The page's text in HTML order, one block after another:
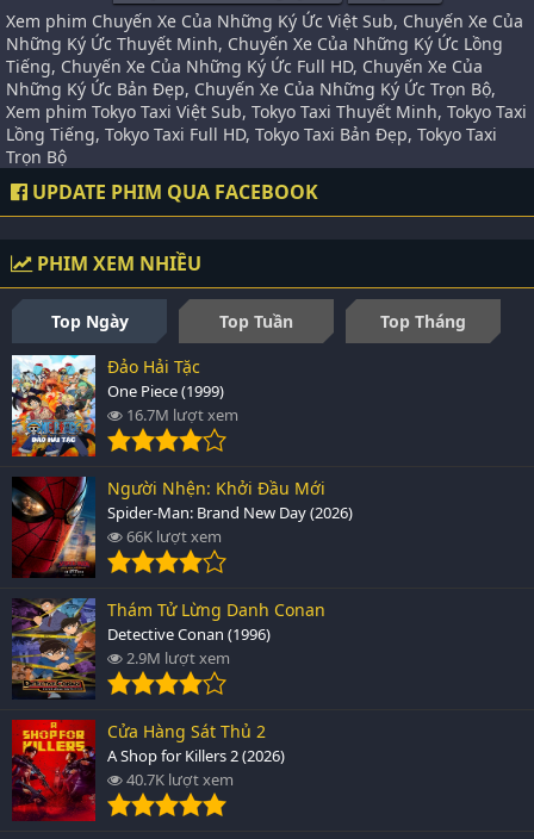
Xem phim Chuyến Xe Của Những Ký Ức Việt Sub, Chuyến Xe Của
Những Ký Ức Thuyết Minh, Chuyến Xe Của Những Ký Ức Lồng
Tiếng, Chuyến Xe Của Những Ký Ức Full HD, Chuyến Xe Của
Những Ký Ức Bản Đẹp, Chuyến Xe Của Những Ký Ức Trọn Bộ,
Xem phim Tokyo Taxi Việt Sub, Tokyo Taxi Thuyết Minh, Tokyo Taxi
Lồng Tiếng, Tokyo Taxi Full HD, Tokyo Taxi Bản Đẹp, Tokyo Taxi
Trọn Bộ
UPDATE PHIM QUA FACEBOOK
PHIM XEM NHIỀU
Top Ngày Top Tuần
Top Tháng
Đảo Hải Tặc
One Piece (1999)
16.7M lượt xem
Người Nhện: Khởi Đầu Mới
Spider-Man: Brand New Day (2026)
66K lượt xem
Thám Tử Lừng Danh Conan
Detective Conan (1996)
2.9M lượt xem
Cửa Hàng Sát Thủ 2
A Shop for Killers 2 (2026)
40.7K lượt xem